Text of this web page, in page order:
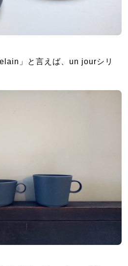
」と言えば、un jourシリ